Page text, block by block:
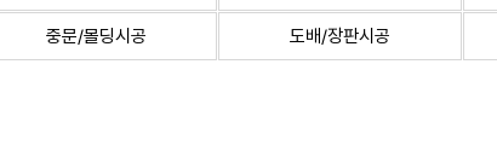
중문/몰딩시공 도배/장판시공